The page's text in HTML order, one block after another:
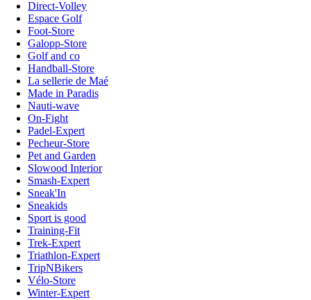
Direct-Volley
Espace Golf
Foot-Store
Galopp-Store
Golf and co
Handball-Store
La sellerie de Maé
Made in Paradis
Nauti-wave
On-Fight
Padel-Expert
Pecheur-Store
Pet and Garden
Slowood Interior
Smash-Expert
Sneak'In
Sneakids
Sport is good
Training-Fit
Trek-Expert
Triathlon-Expert
TripNBikers
Vélo-Store
Winter-Expert